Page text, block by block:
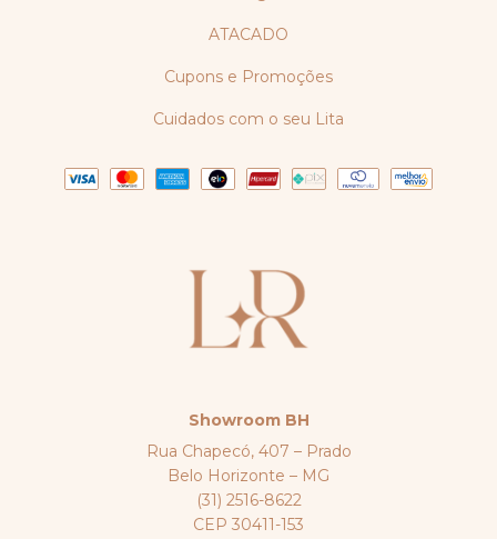
ATACADO
Cupons e Promoções
Cuidados com o seu Lita
Showroom BH
Rua Chapecó, 407 – Prado
Belo Horizonte – MG
(31) 2516-8622
CEP 30411-153